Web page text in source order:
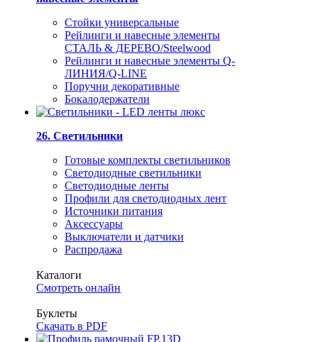
Стойки универсальные
Рейлинги и навесные элементы
СТАЛЬ & ДЕРЕВО/Steelwood
Рейлинги и навесные элементы Q-
ЛИНИЯ/Q-LINE
Поручни декоративные
Бокалодержатели
26. Светильники
Готовые комплекты светильников
Светодиодные светильники
Светодиодные ленты
Профили для светодиодных лент
Источники питания
Аксессуары
Выключатели и датчики
Распродажа
Каталоги
Смотреть онлайн
Буклеты
Скачать в PDF